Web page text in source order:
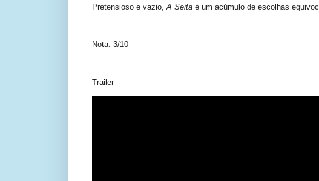
Pretensioso e vazio, A Seita é um acúmulo de escolhas
Nota: 3/10
Trailer